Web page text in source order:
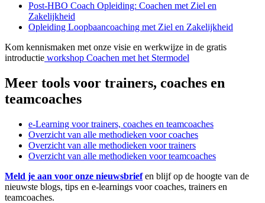
Post-HBO Coach Opleiding: Coachen met Ziel en
Zakelijkheid
Opleiding Loopbaancoaching met Ziel en Zakelijkheid
Kom kennismaken met onze visie en werkwijze in de gratis
introductie workshop Coachen met het Stermodel
Meer tools voor trainers, coaches en
teamcoaches
e-Learning voor trainers, coaches en teamcoaches
Overzicht van alle methodieken voor coaches
Overzicht van alle methodieken voor trainers
Overzicht van alle methodieken voor teamcoaches
Meld je aan voor onze nieuwsbrief en blijf op de hoogte van de
nieuwste blogs, tips en e-learnings voor coaches, trainers en
teamcoaches.